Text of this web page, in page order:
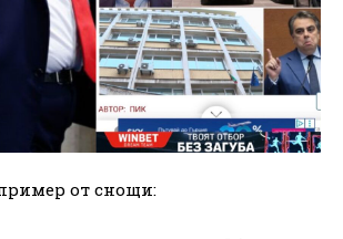
от снощи: